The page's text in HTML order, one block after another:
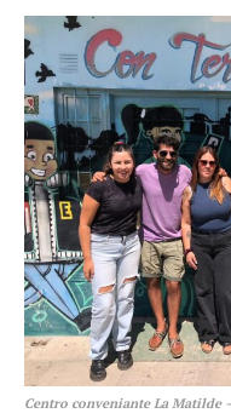
Centro conveniante La Matilde